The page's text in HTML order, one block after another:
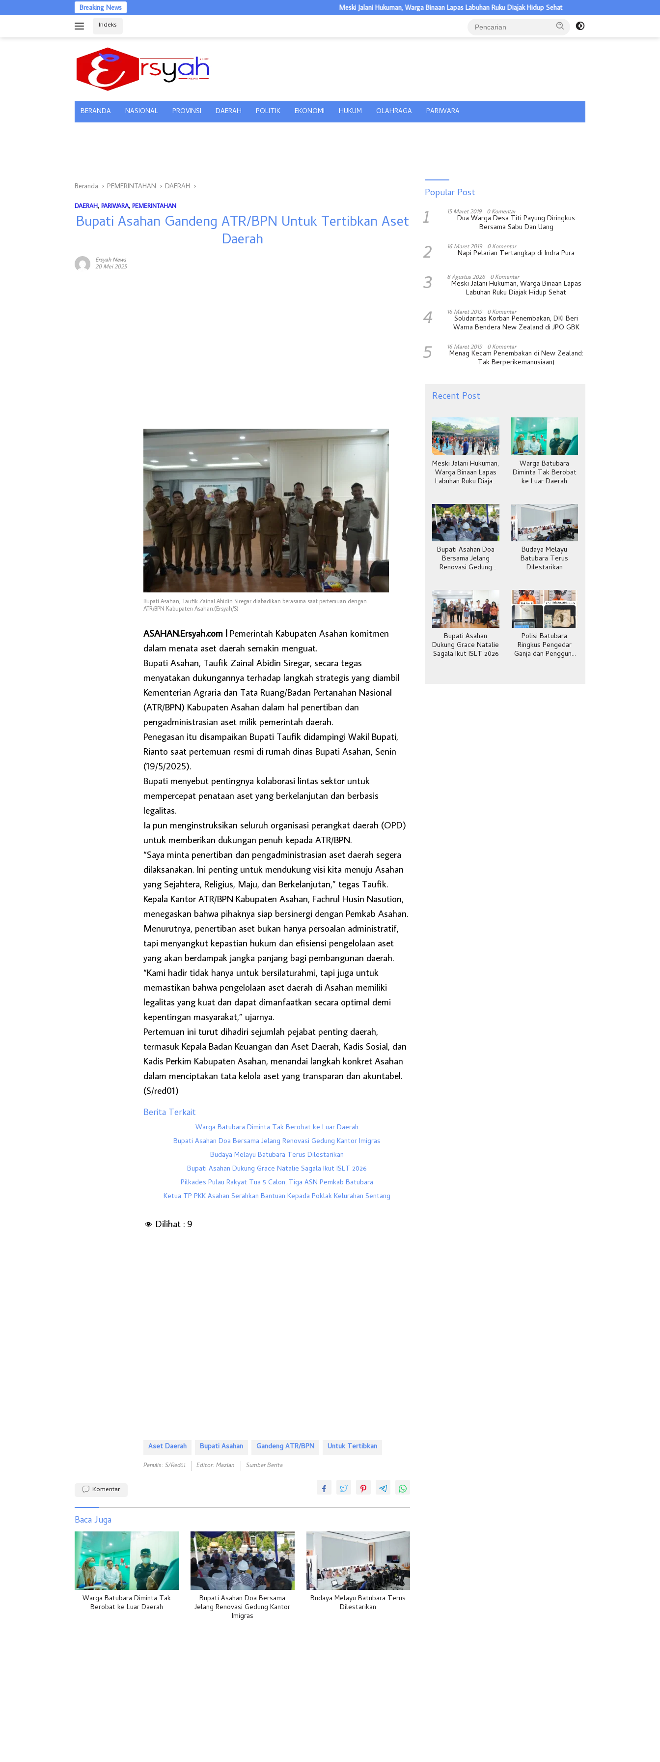
Breaking News Meski Jalani Hukuman, Warga Binaan Lapas Labuhan Ruku Diajak Hidup Sehat Warga Batubara Diminta Tak Berobat
Indeks
BERANDA NASIONAL PROVINSI DAERAH POLITIK EKONOMI HUKUM OLAHRAGA PARIWARA
Beranda PEMERINTAHAN DAERAH
DAERAH, PARIWARA, PEMERINTAHAN
Bupati Asahan Gandeng ATR/BPN Untuk Tertibkan Aset
Daerah
Ersyah News
20 Mei 2025
Bupati Asahan, Taufik Zainal Abidin Siregar diabadikan berasama saat pertemuan dengan
ATR/BPN Kabupaten Asahan.(Ersyah/S)
ASAHAN.Ersyah.com l Pemerintah Kabupaten Asahan komitmen
dalam menata aset daerah semakin menguat.
Bupati Asahan, Taufik Zainal Abidin Siregar, secara tegas
menyatakan dukungannya terhadap langkah strategis yang diambil
Kementerian Agraria dan Tata Ruang/Badan Pertanahan Nasional
(ATR/BPN) Kabupaten Asahan dalam hal penertiban dan
pengadministrasian aset milik pemerintah daerah.
Penegasan itu disampaikan Bupati Taufik didampingi Wakil Bupati,
Rianto saat pertemuan resmi di rumah dinas Bupati Asahan, Senin
(19/5/2025).
Bupati menyebut pentingnya kolaborasi lintas sektor untuk
mempercepat penataan aset yang berkelanjutan dan berbasis
legalitas.
Ia pun menginstruksikan seluruh organisasi perangkat daerah (OPD)
untuk memberikan dukungan penuh kepada ATR/BPN.
“Saya minta penertiban dan pengadministrasian aset daerah segera
dilaksanakan. Ini penting untuk mendukung visi kita menuju Asahan
yang Sejahtera, Religius, Maju, dan Berkelanjutan,” tegas Taufik.
Kepala Kantor ATR/BPN Kabupaten Asahan, Fachrul Husin Nasution,
menegaskan bahwa pihaknya siap bersinergi dengan Pemkab Asahan.
Menurutnya, penertiban aset bukan hanya persoalan administratif,
tapi menyangkut kepastian hukum dan efisiensi pengelolaan aset
yang akan berdampak jangka panjang bagi pembangunan daerah.
“Kami hadir tidak hanya untuk bersilaturahmi, tapi juga untuk
memastikan bahwa pengelolaan aset daerah di Asahan memiliki
legalitas yang kuat dan dapat dimanfaatkan secara optimal demi
kepentingan masyarakat,” ujarnya.
Pertemuan ini turut dihadiri sejumlah pejabat penting daerah,
termasuk Kepala Badan Keuangan dan Aset Daerah, Kadis Sosial, dan
Kadis Perkim Kabupaten Asahan, menandai langkah konkret Asahan
dalam menciptakan tata kelola aset yang transparan dan akuntabel.
(S/red01)
Berita Terkait
Warga Batubara Diminta Tak Berobat ke Luar Daerah
Bupati Asahan Doa Bersama Jelang Renovasi Gedung Kantor Imigras
Budaya Melayu Batubara Terus Dilestarikan
Bupati Asahan Dukung Grace Natalie Sagala Ikut ISLT 2026
Pilkades Pulau Rakyat Tua 5 Calon, Tiga ASN Pemkab Batubara
Ketua TP PKK Asahan Serahkan Bantuan Kepada Poklak Kelurahan Sentang
Dilihat : 9
Aset Daerah Bupati Asahan Gandeng ATR/BPN Untuk Tertibkan
Penulis: S/red01 Editor: Mazlan Sumber Berita
Komentar
Baca Juga
Warga Batubara Diminta Tak
Berobat ke Luar Daerah
Bupati Asahan Doa Bersama
Jelang Renovasi Gedung Kantor
Imigras
Budaya Melayu Batubara Terus
Dilestarikan
Popular Post
1 15 Maret 2019 0 Komentar
Dua Warga Desa Titi Payung Diringkus
Bersama Sabu Dan Uang
2 16 Maret 2019 0 Komentar
Napi Pelarian Tertangkap di Indra Pura
3 8 Agustus 2026 0 Komentar
Meski Jalani Hukuman, Warga Binaan Lapas
Labuhan Ruku Diajak Hidup Sehat
4 16 Maret 2019 0 Komentar
Solidaritas Korban Penembakan, DKI Beri
Warna Bendera New Zealand di JPO GBK
5 16 Maret 2019 0 Komentar
Menag Kecam Penembakan di New Zealand:
Tak Berperikemanusiaan!
Recent Post
Meski Jalani Hukuman,
Warga Binaan Lapas
Labuhan Ruku Diajak
Warga Batubara
Diminta Tak Berobat
ke Luar Daerah
Bupati Asahan Doa
Bersama Jelang
Renovasi Gedung
Budaya Melayu
Batubara Terus
Dilestarikan
Bupati Asahan
Dukung Grace Natalie
Sagala Ikut ISLT 2026
Polisi Batubara
Ringkus Pengedar
Ganja dan Pengguna